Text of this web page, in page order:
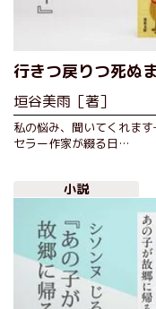
行きつ戻りつ死ぬ
垣谷美雨［著］
私の悩み、聞いてくれま
セラー作家が綴る日…
小説